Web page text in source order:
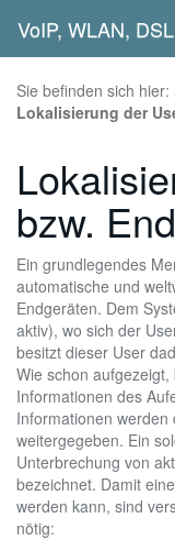
main
VoIP, WLAN,
Sie befinden sich hier:
Lokalisierung der
bzw.
Ein grundlegendes
automatische und
Endgeräten. Dem
aktiv), wo sich der
besitzt dieser User
Wie schon
Informationen des
Informationen
weitergegeben. Ein
Unterbrechung von
bezeichnet. Damit
werden kann, sind
nötig: